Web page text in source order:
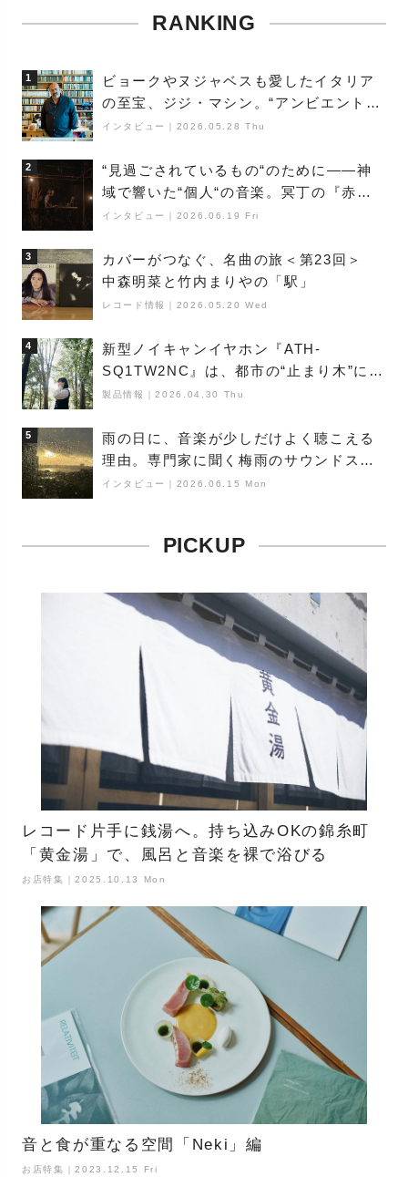
RANKING
1
ビョークやヌジャベスも愛したイタリア
の至宝、ジジ・マシン。“アンビエントの
巨匠”が明かす創作の原点と、「動き」に
インタビュー 2026.05.28 Thu
2
“見過ごされているもの“のために――神
域で響いた“個人“の音楽。冥丁の『赤城
夜神楽』をレポート
インタビュー 2026.06.19 Fri
3
カバーがつなぐ、名曲の旅＜第23回＞
中森明菜と竹内まりやの「駅」
レコード情報 2026.05.20 Wed
4
新型ノイキャンイヤホン『ATH-
SQ1TW2NC』は、都市の“止まり木”にな
り得るーシンガーソングライター浮
製品情報 ｜2026.04.30 Thu
5
雨の日に、音楽が少しだけよく聴こえる
理由。専門家に聞く梅雨のサウンドス
ケープ
インタビュー 2026.06.15 Mon
PICKUP
レコード片手に銭湯へ。持ち込みOKの錦糸町
「黄金湯」で、風呂と音楽を裸で浴びる
お店特集｜2025.10.13 Mon
音と食が重なる空間「Neki」編
お店特集｜2023.12.15 Fri